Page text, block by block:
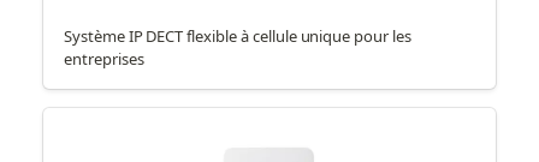
Système IP DECT flexible à cellule unique pour les
entreprises